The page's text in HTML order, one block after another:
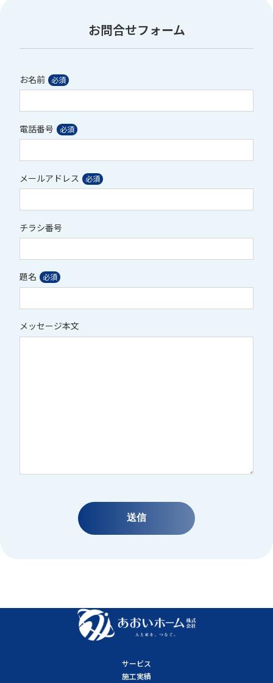
お問合せフォーム
お名前
電話番号
メールアドレス
チラシ番号
題名
メッセージ本文
サービス
施工実績